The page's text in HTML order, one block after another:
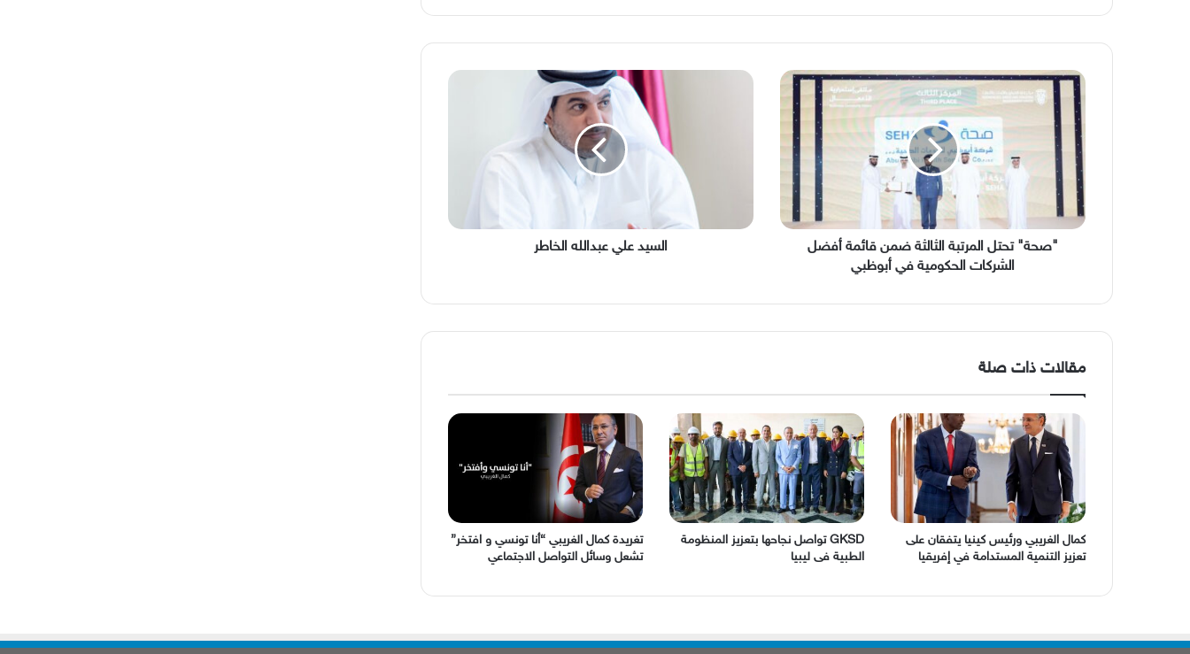
"صحة"
تحتل
المرتبة
الثالثة
ضمن
قائمة
أفضل
الشركات
الحكومية
"صحة" تحتل المرتبة الثالثة ضمن قائمة أفضل
الشركات الحكومية في أبوظبي
السيد
السيد علي عبدالله الخاطر
مقالات ذات صلة
كمال الغريبي ورئيس كينيا يتفقان على
تعزيز التنمية المستدامة في إفريقيا
GKSD تواصل نجاحها بتعزيز المنظومة
الطبية فى ليبيا
‬تشعل‭ ‬وسائل‭ ‬التواصل‭ ‬الاجتماعي